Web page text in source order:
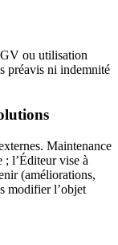
ou utilisation
préavis ni indemnité
Maintenance
l’Éditeur vise à
(améliorations,
modifier l’objet